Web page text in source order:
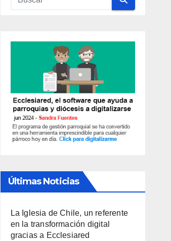
Últimas Noticias
La Iglesia de Chile, un referente
en la transformación digital
gracias a Ecclesiared